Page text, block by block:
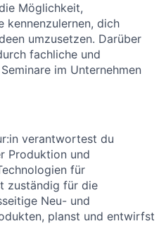
Möglichkeit,
kennenzulernen, dich
umzusetzen. Darüber
fachliche und
im Unternehmen
verantwortest du
Produktion und
für
zuständig für die
Neu- und
planst und entwirfst